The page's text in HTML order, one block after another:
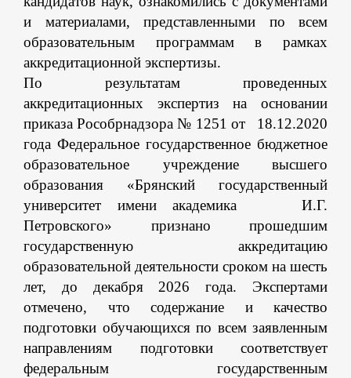
и материалами, представленными по всем
образовательным программам в рамках
аккредитационной экспертизы.
По результатам проведенных
аккредитационных экспертиз на основании
приказа Рособрнадзора № 1251 от 18.12.2020
года Федеральное государственное бюджетное
образовательное учреждение высшего
образования «Брянский государственный
университет имени академика И.Г.
Петровского» признано прошедшим
государственную аккредитацию
образовательной деятельности сроком на шесть
лет, до декабря 2026 года. Экспертами
отмечено, что содержание и качество
подготовки обучающихся по всем заявленным
направлениям подготовки соответствует
федеральным государственным